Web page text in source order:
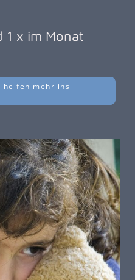
1 x im Monat
helfen mehr ins